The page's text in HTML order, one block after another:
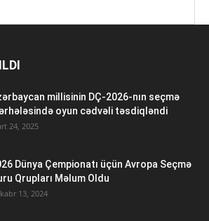
millisinin DÇ-2026-nın seçmə
oyun cədvəli təsdiqləndi
24, 2025
Dünya Çempionatı üçün Avropa Seçmə
Qrupları Məlum Oldu
13, 2024